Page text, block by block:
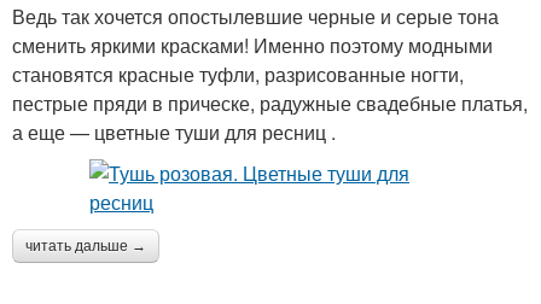
Ведь так хочется опостылевшие черные и серые тона
сменить яркими красками! Именно поэтому модными
становятся красные туфли, разрисованные ногти,
пестрые пряди в прическе, радужные свадебные платья,
а еще — цветные туши для ресниц .
читать дальше →